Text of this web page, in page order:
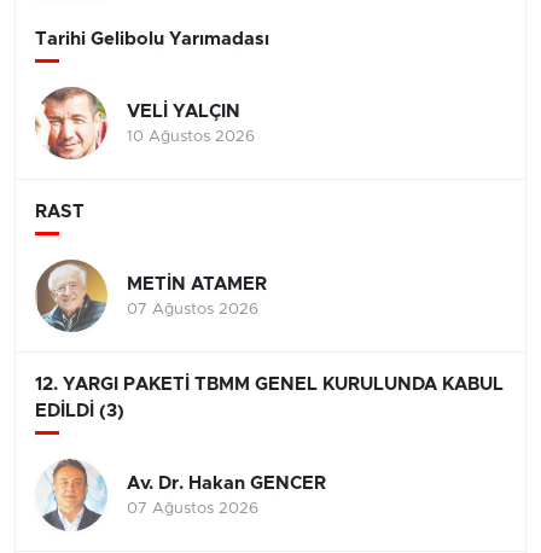
Tarihi Gelibolu Yarımadası
VELİ YALÇIN
10 Ağustos 2026
RAST
METİN ATAMER
07 Ağustos 2026
12. YARGI PAKETİ TBMM GENEL KURULUNDA KABUL
EDİLDİ (3)
Av. Dr. Hakan GENCER
07 Ağustos 2026